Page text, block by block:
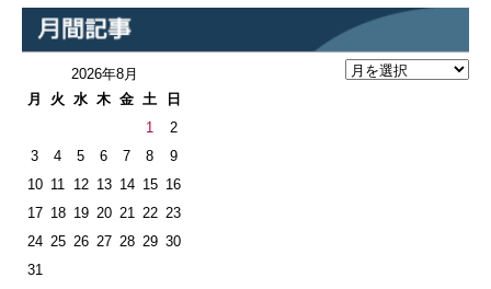
2026年8月
月
火 水 木 金 土 日
1
2
3
4 5 6 7 8
9
10 11 12 13 14 15 16
17 18 19 20 21 22 23
24 25 26 27 28 29 30
31